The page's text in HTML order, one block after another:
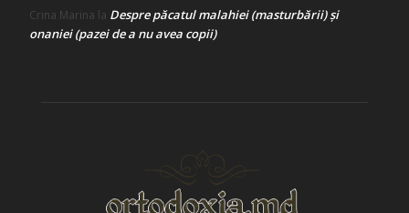
Crina Marina la Despre păcatul malahiei (masturbării) şi
onaniei (pazei de a nu avea copii)